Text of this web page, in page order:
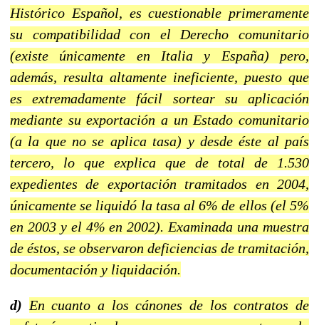
Histórico Español, es cuestionable primeramente
su compatibilidad con el Derecho comunitario
(existe únicamente en Italia y España) pero,
además, resulta altamente ineficiente, puesto que
es extremadamente fácil sortear su aplicación
mediante su exportación a un Estado comunitario
(a la que no se aplica tasa) y desde éste al país
tercero, lo que explica que de total de 1.530
expedientes de exportación tramitados en 2004,
únicamente se liquidó la tasa al 6% de ellos (el 5%
en 2003 y el 4% en 2002). Examinada una muestra
de éstos, se observaron deficiencias de tramitación,
documentación y liquidación.
d) En cuanto a los cánones de los contratos de